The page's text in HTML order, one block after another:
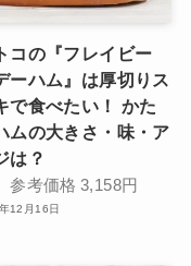
コの『フレイビー
ーハム』は厚切りス
で食べたい！ かた
ムの大きさ・味・ア
は？
参考価格 3,158円
12月16日